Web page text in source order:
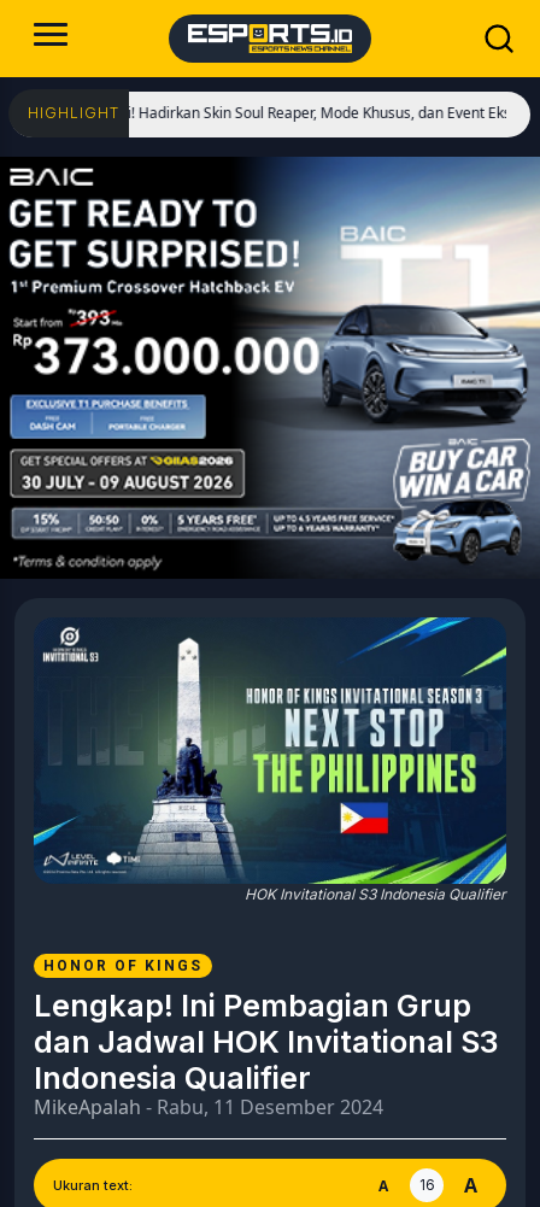
HIGHLIGHT
Hadirkan Skin Soul Reaper, Mode Khusus, dan Event Eksklusif!
HOK Invitational S3 Indonesia Qualifier
HONOR OF KINGS
Lengkap! Ini Pembagian Grup
dan Jadwal HOK Invitational S3
Indonesia Qualifier
MikeApalah - Rabu, 11 Desember 2024
Ukuran text: A 16 A